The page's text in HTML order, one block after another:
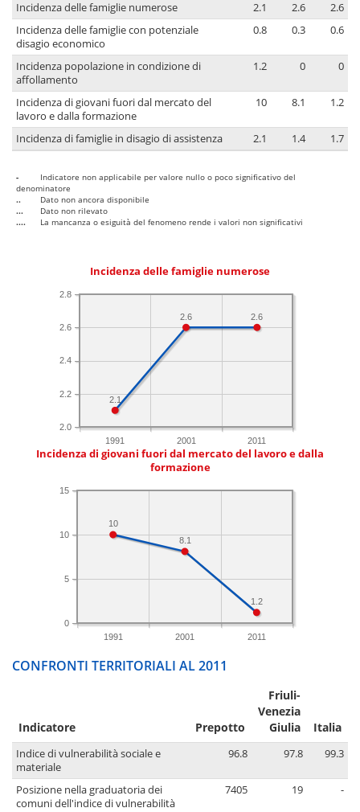
Incidenza delle famiglie numerose
2.1 2.6
2.6
Incidenza delle famiglie con potenziale
disagio economico
0.8 0.3 0.6
Incidenza popolazione in condizione di
affollamento
1.2 0 0
Incidenza di giovani fuori dal mercato del
lavoro e dalla formazione
10 8.1 1.2
Incidenza di famiglie in disagio di assistenza 2.1 1.4 1.7
-
Indicatore non applicabile per valore nullo o poco significativo del
denominatore
..
Dato non ancora disponibile
...
Dato non rilevato
....
La mancanza o esiguità del fenomeno rende i valori non significativi
Incidenza delle famiglie numerose
1991 2001 2011
2.0
2.2
2.4
2.6
2.8
2.6
2.6
2.1
Incidenza di giovani fuori dal mercato del lavoro e dalla
formazione
1991 2001 2011
0
5
10
15
1.2
8.1
10
CONFRONTI TERRITORIALI AL 2011
Indicatore Prepotto
Friuli-
Venezia
Giulia
Italia
Indice di vulnerabilità sociale e
materiale
96.8 97.8 99.3
Posizione nella graduatoria dei
comuni dell'indice di vulnerabilità
7405 19 -